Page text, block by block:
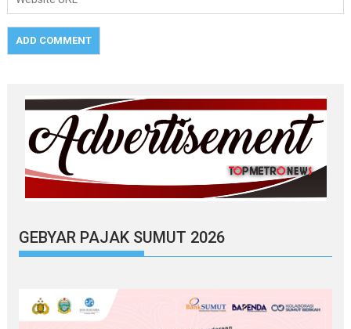
GEBYAR PAJAK SUMUT 2026